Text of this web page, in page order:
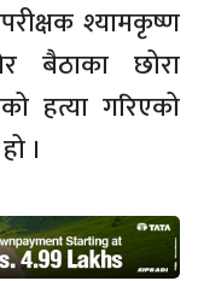
श्यामकृष्ण
बैठाका छोरा
हत्या गरिएको
।